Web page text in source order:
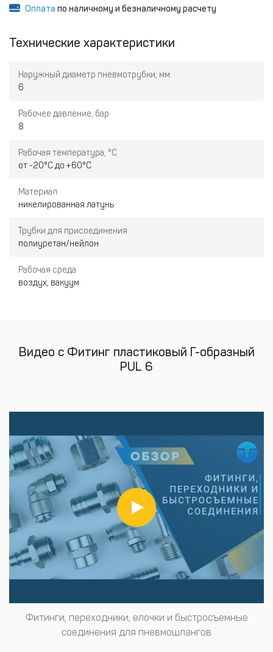
Оплата по наличному и безналичному расчету
Технические характеристики
Наружный диаметр пневмотрубки, мм
6
Рабочее давление, бар
8
Рабочая температура, °С
от -20°С до +60°С
Материал
никелированная латунь
Трубки для присоединения
полиуретан/нейлон
Рабочая среда
воздух, вакуум
Видео с Фитинг пластиковый Г-образный
PUL 6
Фитинги, переходники, елочки и быстросъемные
соединения для пневмошлангов